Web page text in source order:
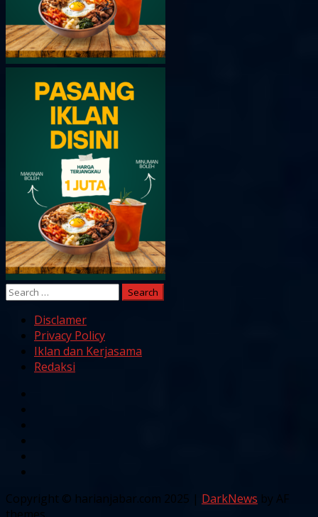
Search
Disclamer
Privacy Policy
Iklan dan Kerjasama
Redaksi
Copyright © harianjabar.com 2025 | DarkNews by AF